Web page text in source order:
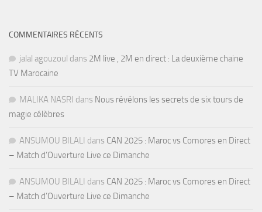
COMMENTAIRES RÉCENTS
jalal agouzoul dans 2M live , 2M en direct : La deuxième chaine
TV Marocaine
MALIKA NASRI dans Nous révélons les secrets de six tours de
magie célèbres
ANSUMOU BILALI dans CAN 2025 : Maroc vs Comores en Direct
– Match d’Ouverture Live ce Dimanche
ANSUMOU BILALI dans CAN 2025 : Maroc vs Comores en Direct
– Match d’Ouverture Live ce Dimanche